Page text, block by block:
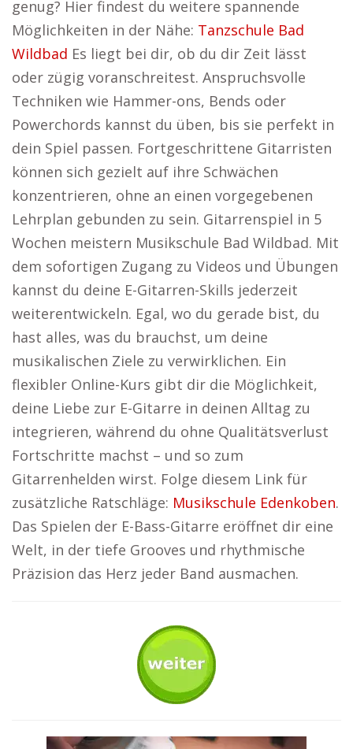
genug? Hier findest du weitere spannende
Möglichkeiten in der Nähe: Tanzschule Bad
Wildbad Es liegt bei dir, ob du dir Zeit lässt
oder zügig voranschreitest. Anspruchsvolle
Techniken wie Hammer-ons, Bends oder
Powerchords kannst du üben, bis sie perfekt in
dein Spiel passen. Fortgeschrittene Gitarristen
können sich gezielt auf ihre Schwächen
konzentrieren, ohne an einen vorgegebenen
Lehrplan gebunden zu sein. Gitarrenspiel in 5
Wochen meistern Musikschule Bad Wildbad. Mit
dem sofortigen Zugang zu Videos und Übungen
kannst du deine E-Gitarren-Skills jederzeit
weiterentwickeln. Egal, wo du gerade bist, du
hast alles, was du brauchst, um deine
musikalischen Ziele zu verwirklichen. Ein
flexibler Online-Kurs gibt dir die Möglichkeit,
deine Liebe zur E-Gitarre in deinen Alltag zu
integrieren, während du ohne Qualitätsverlust
Fortschritte machst – und so zum
Gitarrenhelden wirst. Folge diesem Link für
zusätzliche Ratschläge: Musikschule Edenkoben.
Das Spielen der E-Bass-Gitarre eröffnet dir eine
Welt, in der tiefe Grooves und rhythmische
Präzision das Herz jeder Band ausmachen.